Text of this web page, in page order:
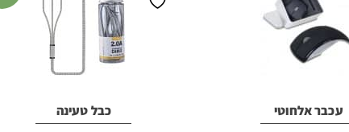
עכבר אלחוטי כבל טעינה